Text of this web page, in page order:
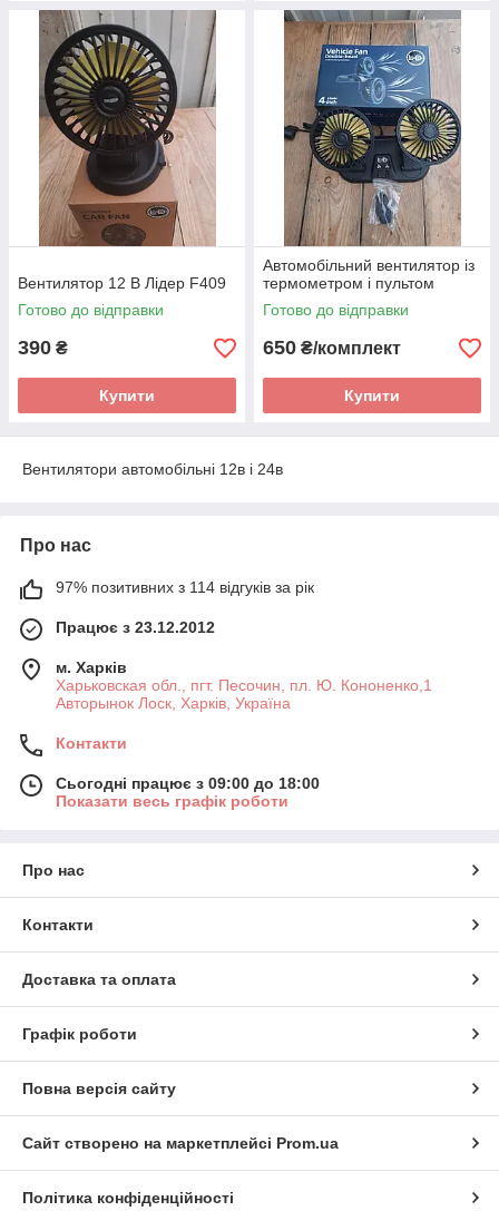
Вентилятор 12 В Лідер F409
Готово до відправки
390 ₴
Купити
Автомобільний вентилятор із
термометром і пультом
Готово до відправки
650 ₴/комплект
Купити
Вентилятори автомобільні 12в і 24в
Про нас
97% позитивних з 114 відгуків за рік
Працює з 23.12.2012
м. Харків
Харьковская обл., пгт. Песочин, пл. Ю. Кононенко,1
Авторынок Лоск, Харків, Україна
Контакти
Сьогодні працює з 09:00 до 18:00
Показати весь графік роботи
Про нас
Контакти
Доставка та оплата
Графік роботи
Повна версія сайту
Сайт створено на маркетплейсі Prom.ua
Політика конфіденційності